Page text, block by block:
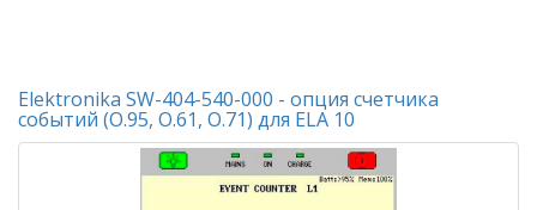
Elektronika SW-404-540-000 - опция счетчика
событий (О.95, О.61, О.71) для ELA 10